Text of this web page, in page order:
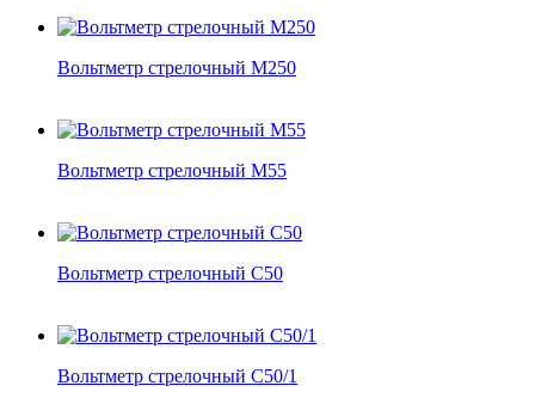
Вольтметр стрелочный М250
Вольтметр стрелочный М55
Вольтметр стрелочный С50
Вольтметр стрелочный С50/1